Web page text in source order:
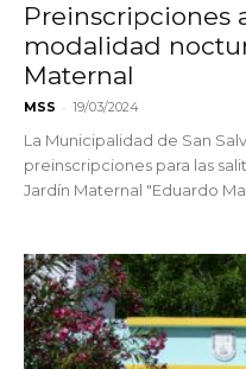
Preinscripciones
modalidad
Maternal
MSS - 19/03/2024
La Municipalidad de San
preinscripciones para las
Jardín Maternal "Eduardo